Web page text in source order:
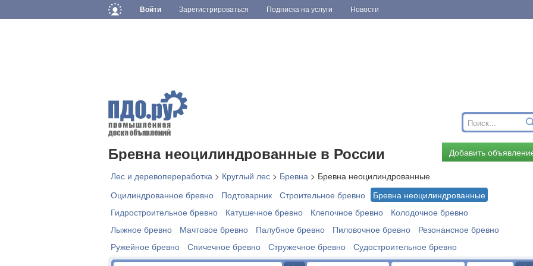
Войти Зарегистрироваться Подписка на услуги Новости
Бревна неоцилиндрованные в России
Добавить
Лес и деревопереработка > Круглый лес > Бревна > Бревна неоцилиндрованные
Оцилиндрованное бревно
Подтоварник Строительное бревно
Бревна неоцилиндрованные
Гидростроительное бревно
Катушечное бревно Клепочное бревно
Колодочное бревно
Лыжное бревно
Мачтовое бревно Палубное бревно Пиловочное бревно
Резонансное бревно
Ружейное бревно
Спичечное бревно Стружечное бревно Судостроительное бревно